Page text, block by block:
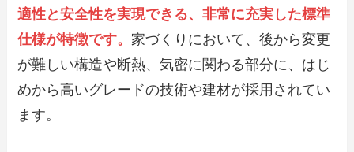
適性と安全性を実現できる、非常に充実した標準
仕様が特徴です。 家づくりにおいて、後から変更
が難しい構造や断熱、気密に関わる部分に、はじ
めから高いグレードの技術や建材が採用されてい
ます。